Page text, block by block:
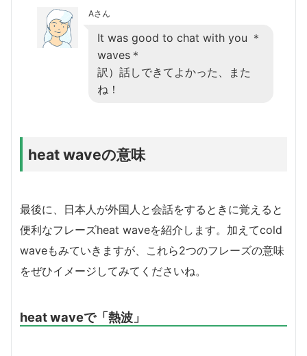
Aさん
It was good to chat with you ＊
waves＊
訳）話しできてよかった、また
ね！
heat waveの意味
最後に、日本人が外国人と会話をするときに覚えると
便利なフレーズheat waveを紹介します。加えてcold
waveもみていきますが、これら2つのフレーズの意味
をぜひイメージしてみてくださいね。
heat waveで「熱波」